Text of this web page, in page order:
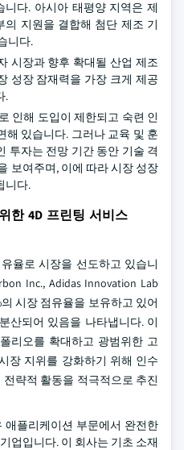
니다. 아시아 태평양 지역은 제
의 지원을 결합해 첨단 제조 기
니다.
시장과 향후 확대될 산업 제조
성장 잠재력을 가장 크게 제공
.
인해 도입이 제한되고 숙련 인
해 있습니다. 그러나 교육 및 훈
투자는 전망 기간 동안 기술 격
보여주며, 이에 따라 시장 성장
니다.
한 4D 프린팅 서비스
율로 시장을 선도하고 있습니
Inc., Adidas Innovation Lab
시장 점유율을 보유하고 있어
산되어 있음을 나타냅니다. 이
리오를 확대하고 광범위한 고
장 지위를 강화하기 위해 인수
략적 활동을 적극적으로 추진
애플리케이션 부문에서 완전한
업입니다. 이 회사는 기초 소재